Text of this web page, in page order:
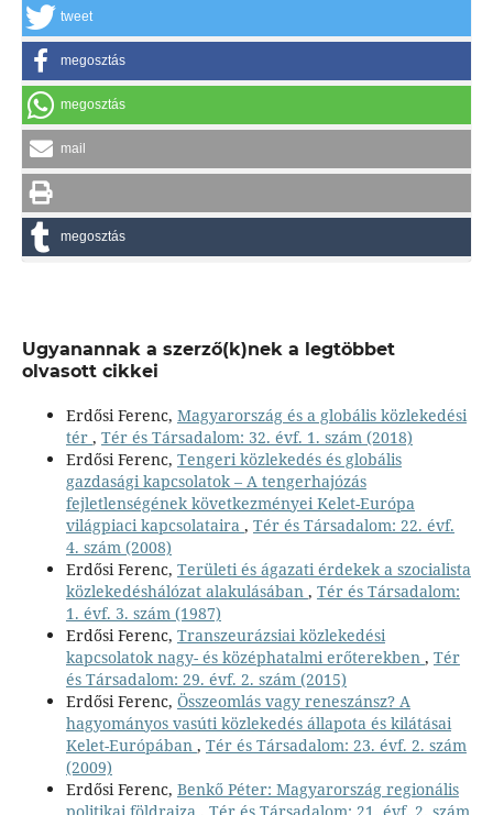
tweet
megosztás
megosztás
mail
megosztás
Ugyanannak a szerző(k)nek a legtöbbet
olvasott cikkei
Erdősi Ferenc, Magyarország és a globális közlekedési
tér , Tér és Társadalom: 32. évf. 1. szám (2018)
Erdősi Ferenc, Tengeri közlekedés és globális
gazdasági kapcsolatok – A tengerhajózás
fejletlenségének következményei Kelet-Európa
világpiaci kapcsolataira , Tér és Társadalom: 22. évf.
4. szám (2008)
Erdősi Ferenc, Területi és ágazati érdekek a szocialista
közlekedéshálózat alakulásában , Tér és Társadalom:
1. évf. 3. szám (1987)
Erdősi Ferenc, Transzeurázsiai közlekedési
kapcsolatok nagy- és középhatalmi erőterekben , Tér
és Társadalom: 29. évf. 2. szám (2015)
Erdősi Ferenc, Összeomlás vagy reneszánsz? A
hagyományos vasúti közlekedés állapota és kilátásai
Kelet-Európában , Tér és Társadalom: 23. évf. 2. szám
(2009)
Erdősi Ferenc, Benkő Péter: Magyarország regionális